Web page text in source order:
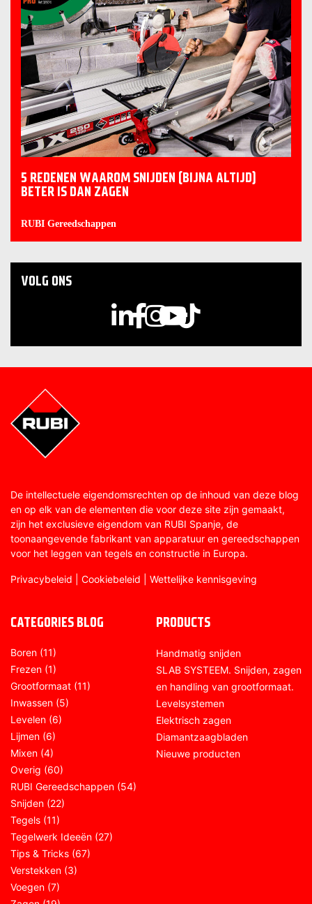
5 REDENEN WAAROM SNIJDEN (BIJNA ALTIJD)
BETER IS DAN ZAGEN
RUBI Gereedschappen
VOLG ONS
De intellectuele eigendomsrechten op de inhoud van deze blog
en op elk van de elementen die voor deze site zijn gemaakt,
zijn het exclusieve eigendom van RUBI Spanje, de
toonaangevende fabrikant van apparatuur en gereedschappen
voor het leggen van tegels en constructie in Europa.
Privacybeleid Cookiebeleid Wettelijke kennisgeving
CATEGORIES BLOG
Boren (11)
Frezen (1)
Grootformaat (11)
Inwassen (5)
Levelen (6)
Lijmen (6)
Mixen (4)
Overig (60)
RUBI Gereedschappen (54)
Snijden (22)
Tegels (11)
Tegelwerk Ideeën (27)
Tips & Tricks (67)
Verstekken (3)
Voegen (7)
PRODUCTS
Handmatig snijden
SLAB SYSTEEM. Snijden, zagen
en handling van grootformaat.
Levelsystemen
Elektrisch zagen
Diamantzaagbladen
Nieuwe producten